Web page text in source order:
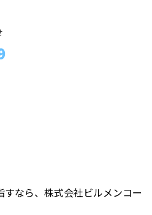
なら、株式会社ビルメンコー